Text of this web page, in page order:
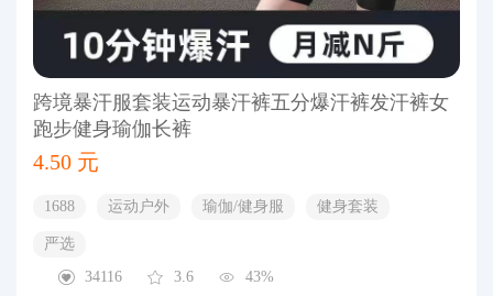
跨境暴汗服套装运动暴汗裤五分爆汗裤发汗裤女
跑步健身瑜伽长裤
4.50 元
1688 运动户外 瑜伽/健身服 健身套装
严选
34116
3.6 43%